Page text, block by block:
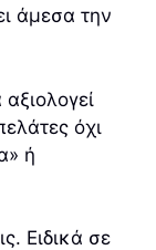
άμεσα την
όχι
ή
Ειδικά σε